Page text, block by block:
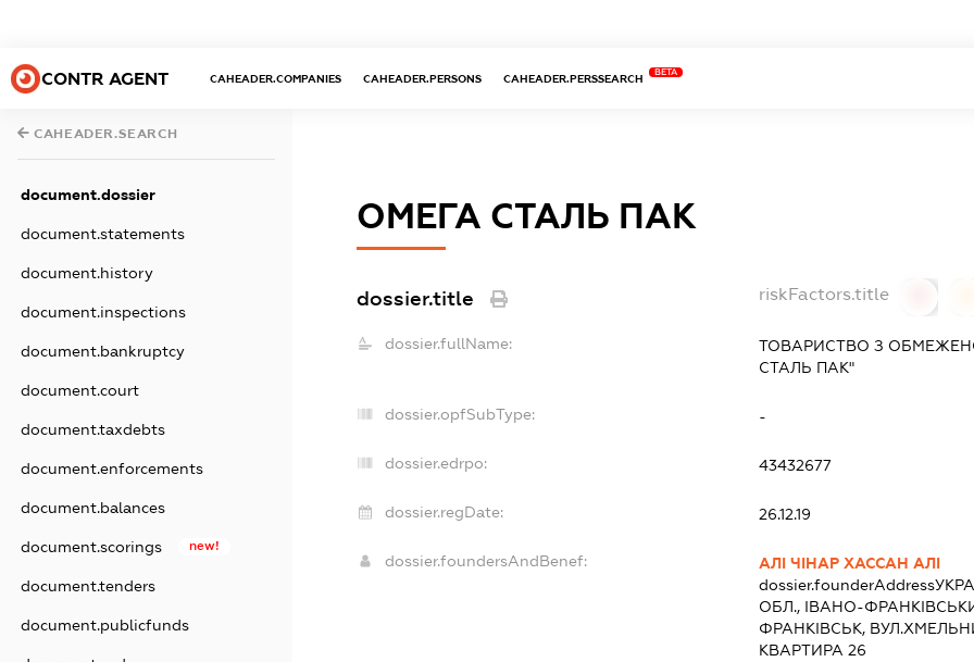
CONTR AGENT CAHEADER.COMPANIES CAHEADER.PERSONS CAHEADER.PERSSEARCH
BETA
CAHEADER.SEARCH
document.dossier
document.statements
document.history
document.inspections
document.bankruptcy
document.court
document.taxdebts
document.enforcements
document.balances
document.scorings new!
document.tenders
document.publicfunds
ОМЕГА СТАЛЬ ПАК
dossier.title riskFactors.title
dossier.fullName:
ТОВАРИСТВО З
СТАЛЬ ПАК"
dossier.opfSubType: -
dossier.edrpo: 43432677
dossier.regDate: 26.12.19
dossier.foundersAndBenef:
АЛІ ЧІНАР ХАССАН АЛІ
dossier.founderAddress
ОБЛ., ІВАНО-
ФРАНКІВСЬК,
КВАРТИРА 26